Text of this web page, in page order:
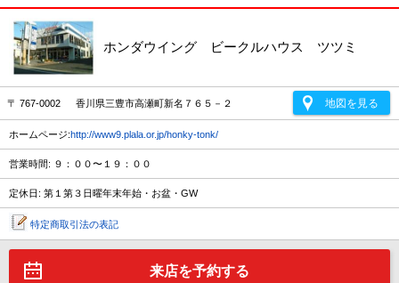
ホンダウイング ビークルハウス ツツミ
〒 767-0002 香川県三豊市高瀬町新名７６５－２ 地図を見る
ホームページ:http://www9.plala.or.jp/honky-tonk/
営業時間: ９：００〜１９：００
定休日: 第１第３日曜年末年始・お盆・GW
特定商取引法の表記
来店を予約する